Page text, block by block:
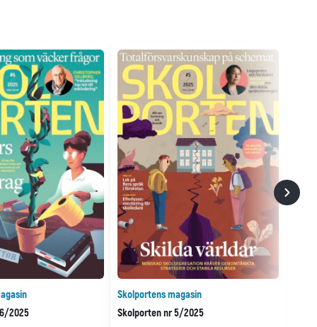
2025
Skolportens magasin
Skolporten nr 5/2025